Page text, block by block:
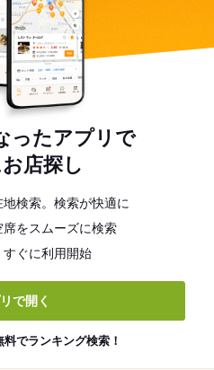
ったアプリで
店探し
検索。検索が快適に
をスムーズに検索
ぐに利用開始
で開く
でランキング検索！